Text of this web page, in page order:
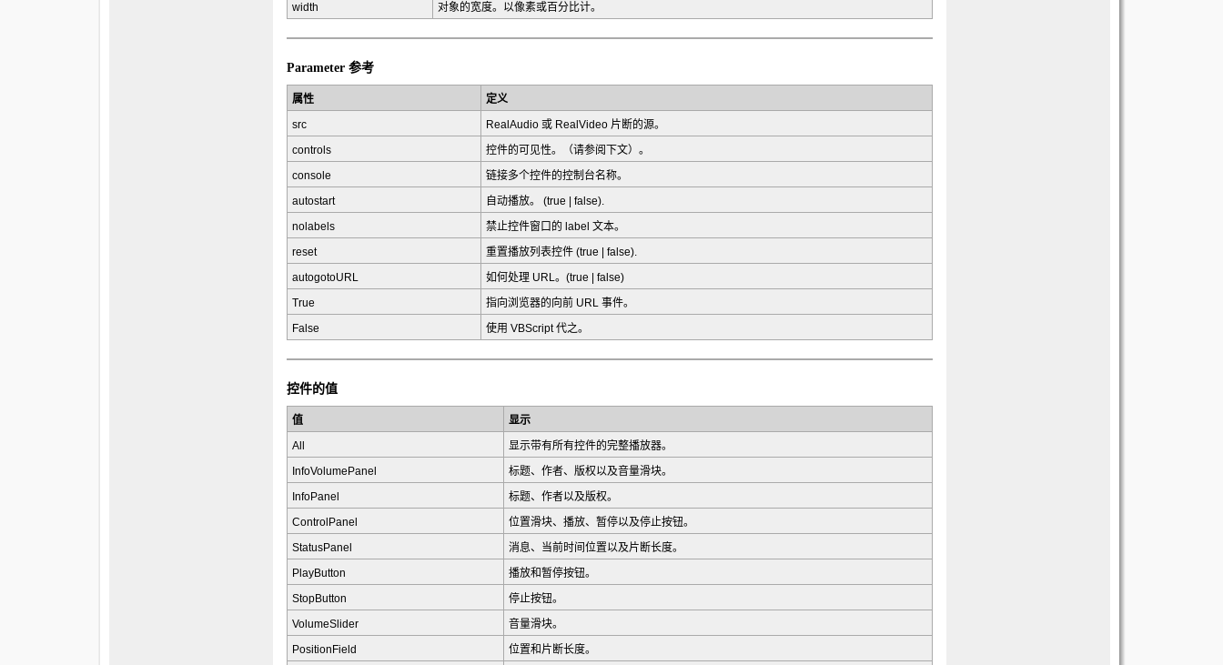
width
对象的宽度。以像素或百分比计。
Parameter 参考
属性
定义
src
RealAudio 或 RealVideo 片断的源。
controls
控件的可见性。（请参阅下文）。
console
链接多个控件的控制台名称。
autostart
自动播放。 (true | false).
nolabels
禁止控件窗口的 label 文本。
reset
重置播放列表控件 (true | false).
autogotoURL
如何处理 URL。(true | false)
True
指向浏览器的向前 URL 事件。
False
使用 VBScript 代之。
控件的值
值
显示
All
显示带有所有控件的完整播放器。
InfoVolumePanel
标题、作者、版权以及音量滑块。
InfoPanel
标题、作者以及版权。
ControlPanel
位置滑块、播放、暂停以及停止按钮。
StatusPanel
消息、当前时间位置以及片断长度。
PlayButton
播放和暂停按钮。
StopButton
停止按钮。
VolumeSlider
音量滑块。
PositionField
位置和片断长度。